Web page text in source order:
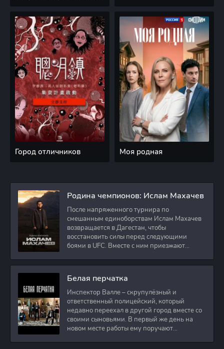
Город отличников Моя родная
Родина чемпионов: Ислам Махачев
После напряженного турнира по
смешанным единоборствам Ислам Махачев
возвращается в Дагестан, чтобы
восстановить силы перед следующими
боями в UFC. Вместе с ним приезжают
Белая перчатка
Инспектор Валле – скрупулёзный и
ответственный полицейский, который
недавно переехал в другой город вместе со
своими сыновьями. В первый же день на
новом месте работы ему поручают